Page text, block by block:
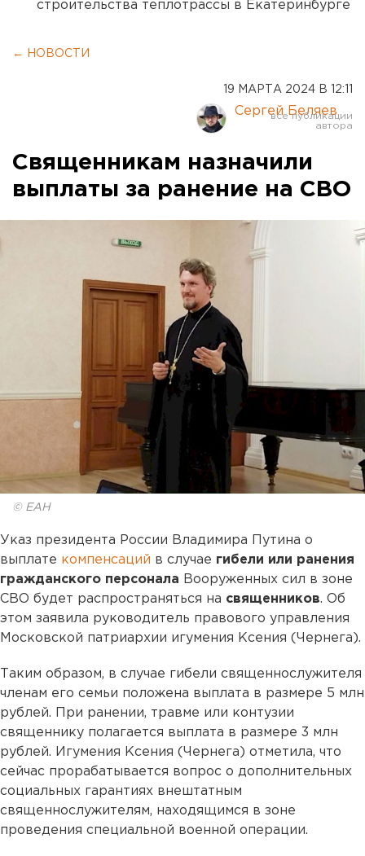
строительства теплотрассы в Екатеринбурге
← НОВОСТИ
19 МАРТА 2024 В 12:11
Сергей Беляев
Священникам назначили
выплаты за ранение на СВО
© ЕАН
Указ президента России Владимира Путина о
выплате компенсаций в случае гибели или ранения
гражданского персонала Вооруженных сил в зоне
СВО будет распространяться на священников. Об
этом заявила руководитель правового управления
Московской патриархии игумения Ксения (Чернега).
Таким образом, в случае гибели священнослужителя
членам его семьи положена выплата в размере 5 млн
рублей. При ранении, травме или контузии
священнику полагается выплата в размере 3 млн
рублей. Игумения Ксения (Чернега) отметила, что
сейчас прорабатывается вопрос о дополнительных
социальных гарантиях внештатным
священнослужителям, находящимся в зоне
проведения специальной военной операции.